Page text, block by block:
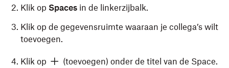
Klik op Spaces in de linkerzijbalk.
Klik op de gegevensruimte waaraan je collega’s wilt
toevoegen.
Klik op
(toevoegen) onder de titel van de Space.